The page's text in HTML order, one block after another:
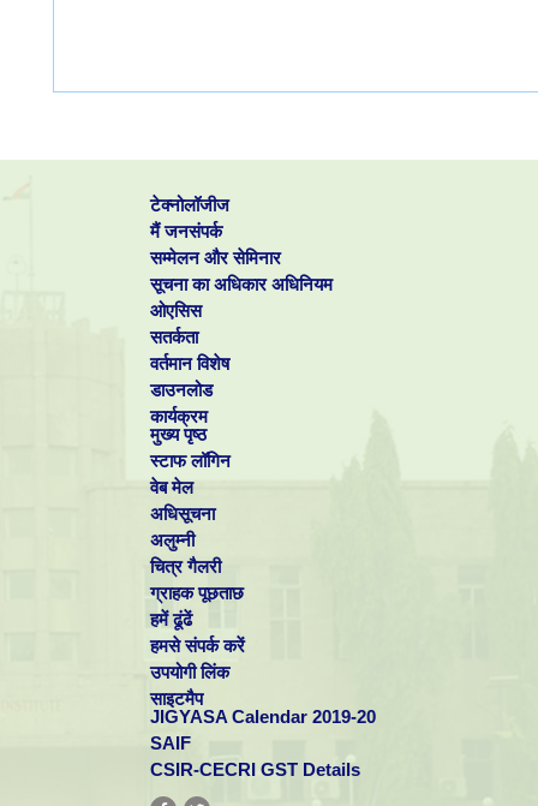
टेक्नोलॉजीज
मैं जनसंपर्क
सम्मेलन और सेमिनार
सूचना का अधिकार अधिनियम
ओएसिस
सतर्कता
वर्तमान विशेष
डाउनलोड
कार्यक्रम
मुख्य पृष्ठ
स्टाफ लॉगिन
वेब मेल
अधिसूचना
अलुम्नी
चित्र गैलरी
ग्राहक पूछताछ
हमें ढूंढें
हमसे संपर्क करें
उपयोगी लिंक
साइटमैप
JIGYASA Calendar 2019-20
SAIF
CSIR-CECRI GST Details